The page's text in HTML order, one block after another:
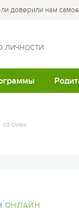
доверили нам
ЛИЧНОСТИ
со смен
ОНЛАЙН